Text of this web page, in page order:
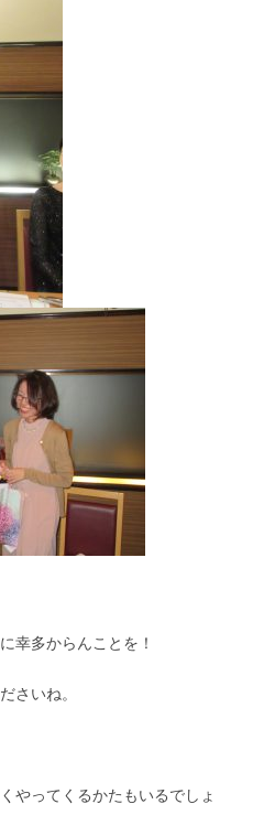
｜中国｜China
｜Requirements
生紹介｜Graduate
幸多からんことを！
さいね。
やってくるかたもいるでしょ